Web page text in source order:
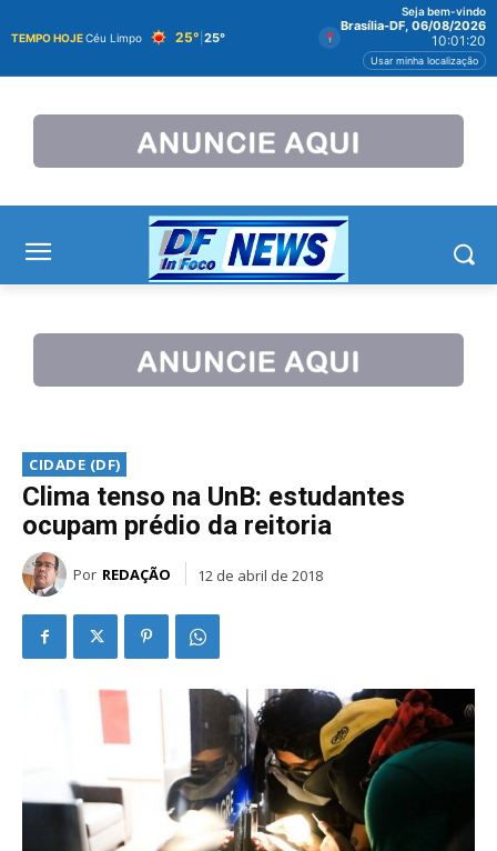
TEMPO HOJECéu Limpo 25° 25°
Seja bem-vindo
Brasília-DF, 06/08/2026
10:01:22
Usar minha localização
CIDADE (DF)
Clima tenso na UnB: estudantes
ocupam prédio da reitoria
Por REDAÇÃO 12 de abril de 2018